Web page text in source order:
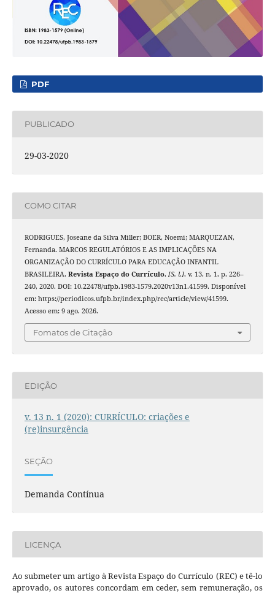
PDF
PUBLICADO
29-03-2020
COMO CITAR
RODRIGUES, Joseane da Silva Miller; BOER, Noemi; MARQUEZAN,
Fernanda. MARCOS REGULATÓRIOS E AS IMPLICAÇÕES NA
ORGANIZAÇÃO DO CURRÍCULO PARA EDUCAÇÃO INFANTIL
BRASILEIRA. Revista Espaço do Currículo, [S. l.], v. 13, n. 1, p. 226–
240, 2020. DOI: 10.22478/ufpb.1983-1579.2020v13n1.41599. Disponível
em: https://periodicos.ufpb.br/index.php/rec/article/view/41599.
Acesso em: 9 ago. 2026.
Fomatos de Citação
EDIÇÃO
v. 13 n. 1 (2020): CURRÍCULO: criações e
(re)insurgência
SEÇÃO
Demanda Contínua
LICENÇA
Ao submeter um artigo à Revista Espaço do Currículo (REC) e tê-lo
aprovado, os autores concordam em ceder, sem remuneração, os